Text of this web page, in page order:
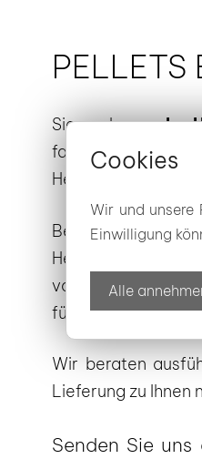
PELLETS
Sie suchennahe
fachkompetenter
Heizen, sondern
Bevor Sie
Heizwerte
vor allem auch
für bewährte
Wir beraten
Lieferung zu Ihnen
Senden Sie
Cookies
Wir und unsere
Einwilligung
Alle